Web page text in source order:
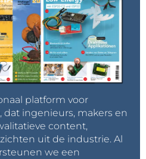
platform voor
ingenieurs, makers en
content,
uit de industrie. Al
we een